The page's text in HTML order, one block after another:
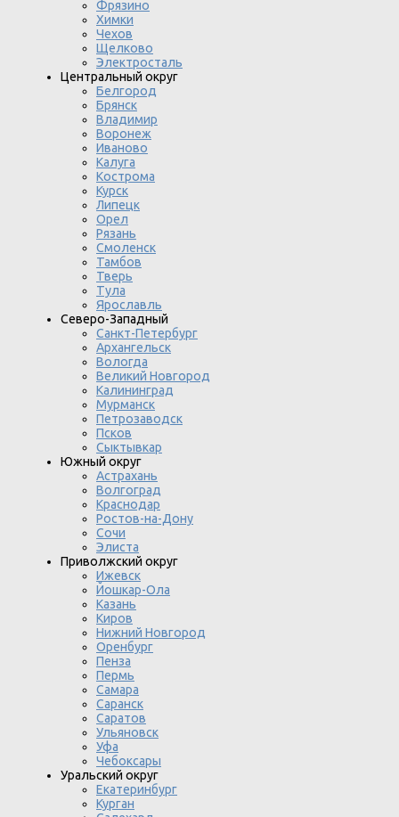
Фрязино
Химки
Чехов
Щелково
Электросталь
Центральный округ
Белгород
Брянск
Владимир
Воронеж
Иваново
Калуга
Кострома
Курск
Липецк
Орел
Рязань
Смоленск
Тамбов
Тверь
Тула
Ярославль
Северо-Западный
Санкт-Петербург
Архангельск
Вологда
Великий Новгород
Калининград
Мурманск
Петрозаводск
Псков
Сыктывкар
Южный округ
Астрахань
Волгоград
Краснодар
Ростов-на-Дону
Сочи
Элиста
Приволжский округ
Ижевск
Йошкар-Ола
Казань
Киров
Нижний Новгород
Оренбург
Пенза
Пермь
Самара
Саранск
Саратов
Ульяновск
Уфа
Чебоксары
Уральский округ
Екатеринбург
Курган